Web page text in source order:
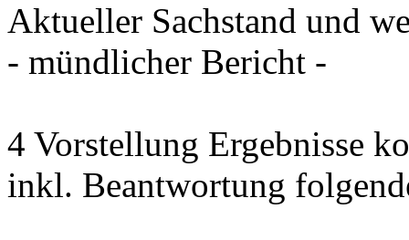
Aktueller Sachstand und
- mündlicher Bericht -
4 Vorstellung Ergebnisse
inkl. Beantwortung